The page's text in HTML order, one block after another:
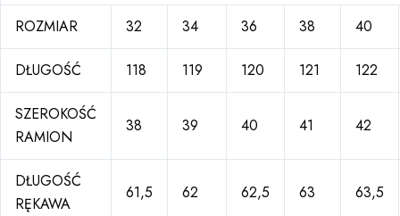
ROZMIAR 32 34 36 38 40
DŁUGOŚĆ 118 119 120 121 122
SZEROKOŚĆ
RAMION
38 39 40 41 42
DŁUGOŚĆ
RĘKAWA
61,5 62 62,5 63 63,5